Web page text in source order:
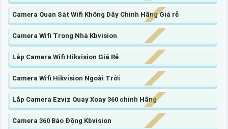
Camera Quan Sát Wifi Không Dây Chính Hãng Giá rẻ
Camera Wifi Trong Nhà Kbvision
Lắp Camera Wifi Hikvision Giá Rẻ
Camera Wifi Hikvision Ngoài Trời
Lắp Camera Ezviz Quay Xoay 360 chính Hãng
Camera 360 Báo Động Kbvision